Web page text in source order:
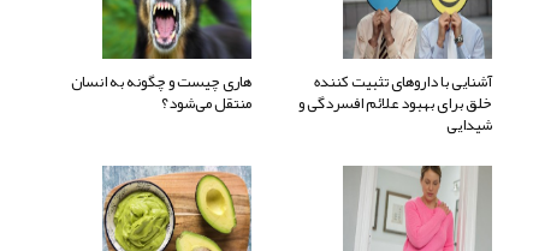
آشنایی با داروهای تثبیت کننده
خلق برای بهبود علائم افسردگی و
شیدایی
هاری چیست و چگونه به انسان
منتقل می‌شود؟